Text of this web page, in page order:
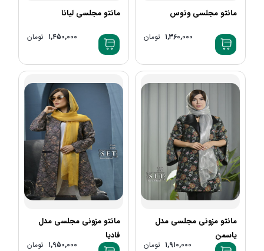
مانتو مجلسی ونوس
۱,۳۶۰,۰۰۰ تومان
مانتو مجلسی لیانا
۱,۴۵۰,۰۰۰ تومان
مانتو مزونی مجلسی مدل
یاسمن
۱,۹۱۰,۰۰۰ تومان
مانتو مزونی مجلسی مدل
فادیا
۱,۹۵۰,۰۰۰ تومان